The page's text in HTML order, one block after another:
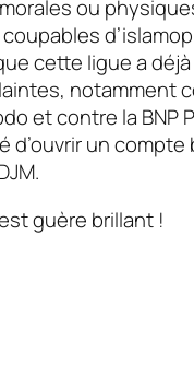
ou
cette ligue a
notamment
et contre la BNP
d’ouvrir un compte
guère brillant !